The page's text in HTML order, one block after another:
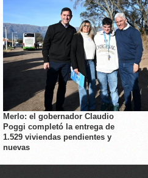
Merlo: el gobernador Claudio
Poggi completó la entrega de
1.529 viviendas pendientes y
nuevas